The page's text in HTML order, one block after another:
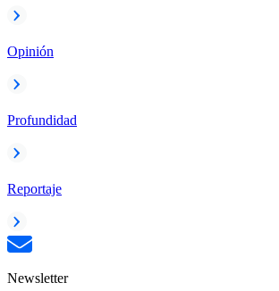
Opinión
Profundidad
Reportaje
Newsletter